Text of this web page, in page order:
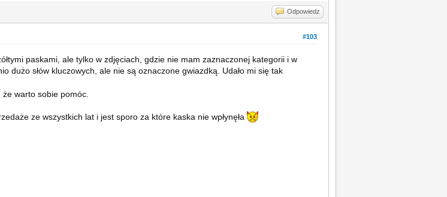
Odpowiedz
#103
paskami, ale tylko w zdjęciach, gdzie nie mam zaznaczonej kategorii i w
dużo słów kluczowych, ale nie są oznaczone gwiazdką. Udało mi się tak
warto sobie pomóc.
ze wszystkich lat i jest sporo za które kaska nie wpłynęła